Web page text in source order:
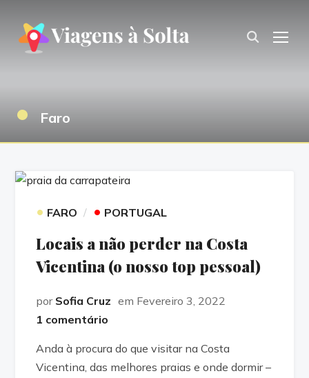
• Faro
• FARO • PORTUGAL
Locais a não perder na Costa
Vicentina (o nosso top pessoal)
por Sofia Cruz em Fevereiro 3, 2022
1 comentário
Anda à procura do que visitar na Costa
Vicentina, das melhores praias e onde dormir –